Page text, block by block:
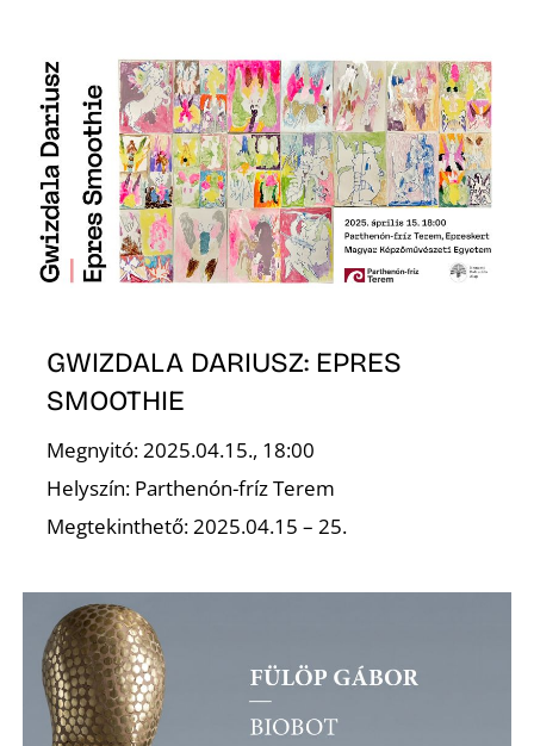
GWIZDALA DARIUSZ: EPRES
SMOOTHIE
Megnyitó: 2025.04.15., 18:00
Helyszín: Parthenón-fríz Terem
Megtekinthető: 2025.04.15 – 25.